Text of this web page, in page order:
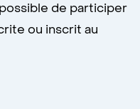
de participer
ou inscrit au